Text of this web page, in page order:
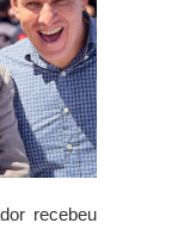
recebeu